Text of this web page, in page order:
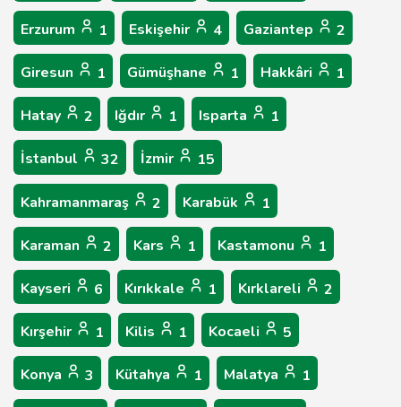
Erzurum 1 Eskişehir 4 Gaziantep 2
Giresun 1 Gümüşhane 1 Hakkâri 1
Hatay 2 Iğdır 1 Isparta 1
İstanbul 32 İzmir 15
Kahramanmaraş 2 Karabük 1
Karaman 2 Kars 1 Kastamonu 1
Kayseri 6 Kırıkkale 1 Kırklareli 2
Kırşehir 1 Kilis 1 Kocaeli 5
Konya 3 Kütahya 1 Malatya 1